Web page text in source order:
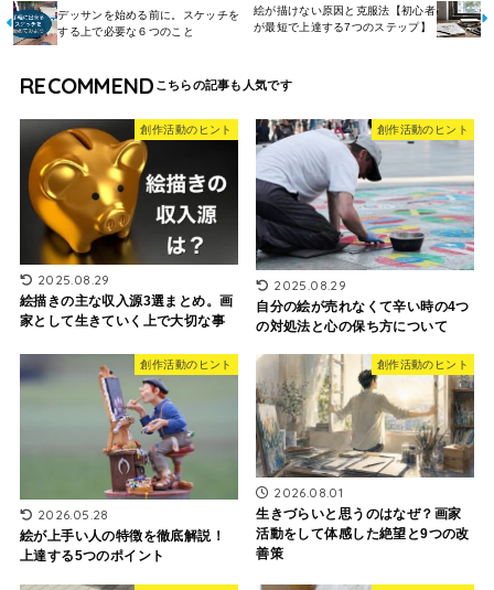
デッサンを始める前に。スケッチを
する上で必要な６つのこと
絵が描けない原因と克服法【初心者
が最短で上達する7つのステップ】
RECOMMEND
創作活動のヒント
2025.08.29
絵描きの主な収入源3選まとめ。画
家として生きていく上で大切な事
創作活動のヒント
2025.08.29
自分の絵が売れなくて辛い時の4つ
の対処法と心の保ち方について
創作活動のヒント
2026.05.28
絵が上手い人の特徴を徹底解説！
上達する5つのポイント
創作活動のヒント
2026.08.01
生きづらいと思うのはなぜ？画家
活動をして体感した絶望と9つの改
善策